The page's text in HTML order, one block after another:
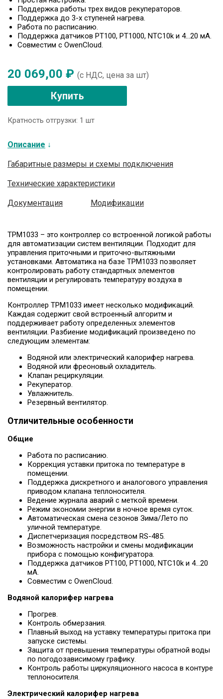
Поддержка работы трех видов рекуператоров.
Поддержка до 3-х ступеней нагрева.
Работа по расписанию.
Поддержка датчиков РТ100, РТ1000, NTC10k и 4…20 мА.
Совместим с OwenCloud.
20 069,00 ₽ (с НДС, цена за шт)
Купить
Кратность отгрузки: 1 шт
Описание
Габаритные размеры и схемы подключения
Технические характеристики
Документация Модификации
ТРМ1033 – это контроллер со встроенной логикой работы
для автоматизации систем вентиляции. Подходит для
управления приточными и приточно-вытяжными
установками. Автоматика на базе ТРМ1033 позволяет
контролировать работу стандартных элементов
вентиляции и регулировать температуру воздуха в
помещении.
Контроллер ТРМ1033 имеет несколько модификаций.
Каждая содержит свой встроенный алгоритм и
поддерживает работу определенных элементов
вентиляции. Разбиение модификаций произведено по
следующим элементам:
Водяной или электрический калорифер нагрева.
Водяной или фреоновый охладитель.
Клапан рециркуляции.
Рекуператор.
Увлажнитель.
Резервный вентилятор.
Отличительные особенности
Общие
Работа по расписанию.
Коррекция уставки притока по температуре в
помещении.
Поддержка дискретного и аналогового управления
приводом клапана теплоносителя.
Ведение журнала аварий с меткой времени.
Режим экономии энергии в ночное время суток.
Автоматическая смена сезонов Зима/Лето по
уличной температуре.
Диспетчеризация посредством RS-485.
Возможность настройки и смены модификации
прибора с помощью конфигуратора.
Поддержка датчиков РТ100, РТ1000, NTC10k и 4…20
мА.
Совместим с OwenCloud.
Водяной калорифер нагрева
Прогрев.
Контроль обмерзания.
Плавный выход на уставку температуры притока при
запуске системы.
Защита от превышения температуры обратной воды
по погодозависимому графику.
Контроль работы циркуляционного насоса в контуре
теплоносителя.
Электрический калорифер нагрева